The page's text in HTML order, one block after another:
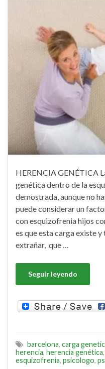
HERENCIA GENÉTICA
genética dentro de la
demostrada, aunque no
puede considerar un
con esquizofrenia hijos
es que esta carga existe
extrañar, que …
Seguir leyendo
barcelona, carga
herencia, herencia genética,
esquizofrenia, psicologo,